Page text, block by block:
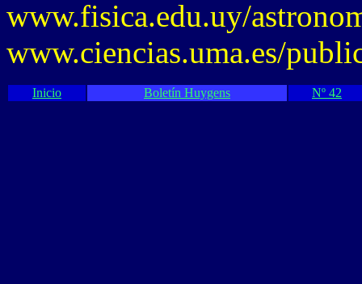
www.fisica.edu.uy/
www.ciencias.uma.es/
Inicio Boletín Huygens Nº 42